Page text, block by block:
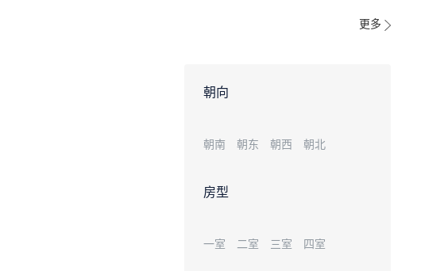
更多
朝向
朝南 朝东 朝西 朝北
房型
一室 二室 三室 四室